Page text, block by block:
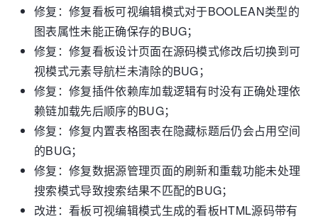
修复：修复看板可视编辑模式对于BOOLEAN类型的
图表属性未能正确保存的BUG；
修复：修复看板设计页面在源码模式修改后切换到可
视模式元素导航栏未清除的BUG；
修复：修复插件依赖库加载逻辑有时没有正确处理依
赖链加载先后顺序的BUG；
修复：修复内置表格图表在隐藏标题后仍会占用空间
的BUG；
修复：修复数据源管理页面的刷新和重载功能未处理
搜索模式导致搜索结果不匹配的BUG；
改进：看板可视编辑模式生成的看板HTML源码带有